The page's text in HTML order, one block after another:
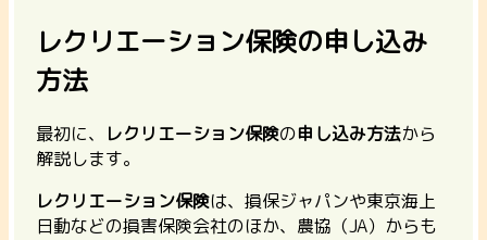
レクリエーション保険の申し込み
方法
最初に、 レクリエーション保険の申し込み方法から
解説します。
レクリエーション保険は、損保ジャパンや東京海上
日動などの損害保険会社のほか、農協（JA）からも